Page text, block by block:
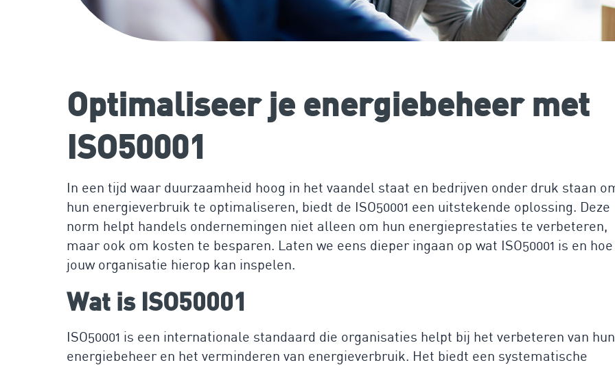
Optimaliseer je energiebeheer met
ISO50001
In een tijd waar duurzaamheid hoog in het vaandel staat en bedrijven onder druk staan
hun energieverbruik te optimaliseren, biedt de ISO50001 een uitstekende oplossing. Deze
norm helpt handels ondernemingen niet alleen om hun energieprestaties te verbeteren,
maar ook om kosten te besparen. Laten we eens dieper ingaan op wat ISO50001 is en hoe
jouw organisatie hierop kan inspelen.
Wat is ISO50001
ISO50001 is een internationale standaard die organisaties helpt bij het verbeteren van hun
energiebeheer en het verminderen van energieverbruik. Het biedt een systematische